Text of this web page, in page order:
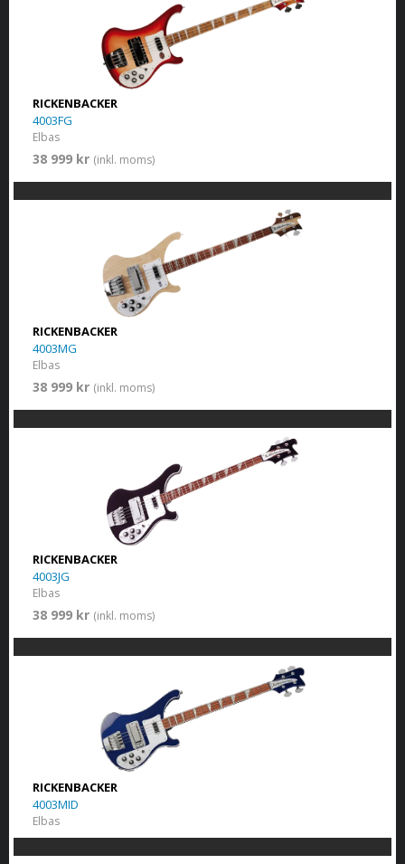
RICKENBACKER
4003FG
Elbas
38 999 kr (inkl. moms)
RICKENBACKER
4003MG
Elbas
38 999 kr (inkl. moms)
RICKENBACKER
4003JG
Elbas
38 999 kr (inkl. moms)
RICKENBACKER
4003MID
Elbas